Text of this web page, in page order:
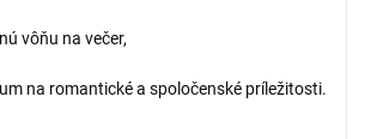
vôňu na večer,
na romantické a spoločenské príležitosti.